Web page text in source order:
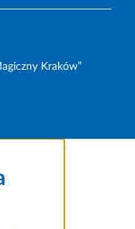
Kraków”